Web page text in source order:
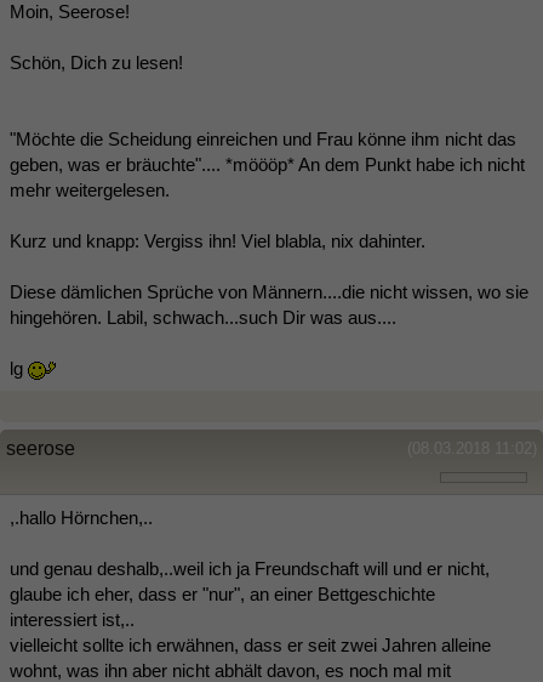
Moin, Seerose!
Schön, Dich zu lesen!
"Möchte die Scheidung einreichen und Frau könne ihm nicht das
geben, was er bräuchte".... *möööp* An dem Punkt habe ich nicht
mehr weitergelesen.
Kurz und knapp: Vergiss ihn! Viel blabla, nix dahinter.
Diese dämlichen Sprüche von Männern....die nicht wissen, wo sie
hingehören. Labil, schwach...such Dir was aus....
lg
(08.03.2018 11:02)
seerose
,.hallo Hörnchen,..
und genau deshalb,..weil ich ja Freundschaft will und er nicht,
glaube ich eher, dass er "nur", an einer Bettgeschichte
interessiert ist,..
vielleicht sollte ich erwähnen, dass er seit zwei Jahren alleine
wohnt, was ihn aber nicht abhält davon, es noch mal mit